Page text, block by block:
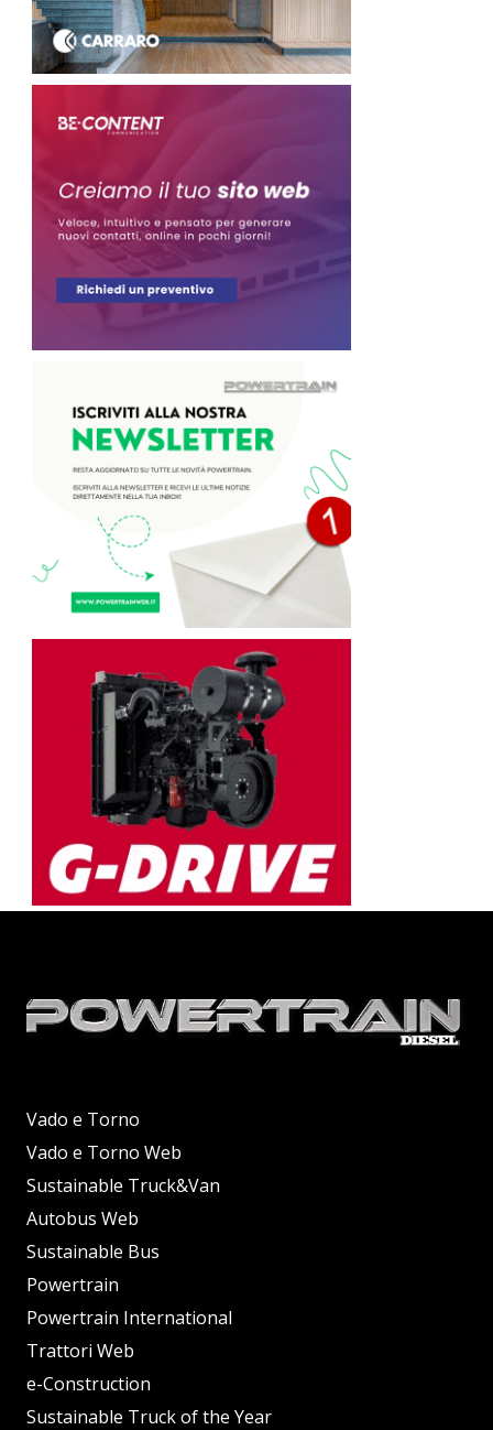
Vado e Torno
Vado e Torno Web
Sustainable Truck&Van
Autobus Web
Sustainable Bus
Powertrain
Powertrain International
Trattori Web
e-Construction
Sustainable Truck of the Year